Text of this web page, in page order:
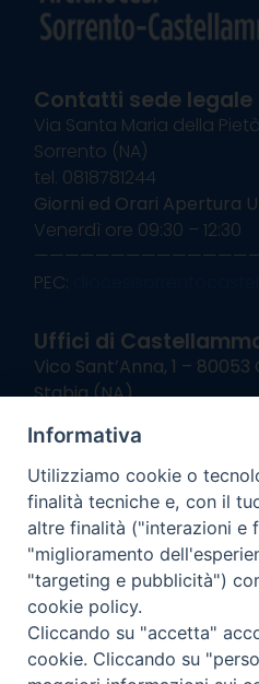
Contatti sede legale
Via Santa Maria della
Sorrento (NA)
tel. 0818781244
Giorni ed Orari Apertura
Venerdì ore 09:30 – 12:30
PEC:
Uffici di
Vico Sant’Anna, 1 –
Stabia (NA)
Giorni ed Orari Apertura
Lunedì e Mercoledì ore
Uffici Matrimoni:
Lunedì e Mercoledì ore
Informativa Privacy
Informativa
Utilizziamo cookie o
finalità tecniche e, con il
altre finalità ("interazioni e
"miglioramento
"targeting e pubblicità")
cookie policy.
Cliccando su "accetta"
cookie. Cliccando su